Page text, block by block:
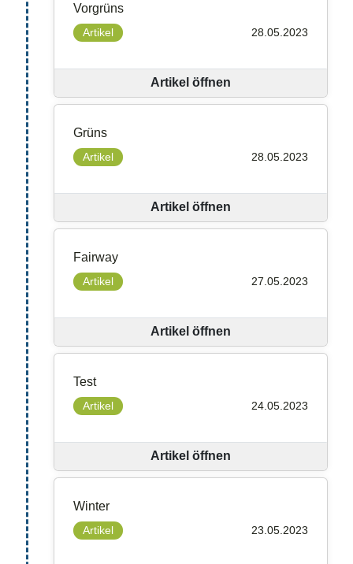
Vorgrüns
Artikel 28.05.2023
Artikel öffnen
Grüns
Artikel 28.05.2023
Artikel öffnen
Fairway
Artikel 27.05.2023
Artikel öffnen
Test
Artikel 24.05.2023
Artikel öffnen
Winter
Artikel 23.05.2023